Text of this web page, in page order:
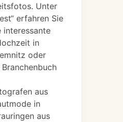
Unter
erfahren Sie
interessante
in
oder
aus
in
aus